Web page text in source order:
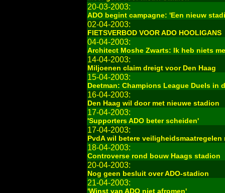
20-03-2003:
ADO begint campagne: 'Een nieuw
02-04-2003:
FIETSVERBOD VOOR ADO HOOLIGANS
04-04-2003:
Architect Moshe Zwarts: Ik heb niets
14-04-2003:
Miljoenen claim dreigt voor Den Haag
15-04-2003:
Deetman: Champions League Duels in
16-04-2003:
Den Haag wil door met nieuwe stadion
17-04-2003:
'Supporters ADO beter scheiden'
17-04-2003:
PvdA wil betere veiligheidsmaatregelen
18-04-2003:
Controverse rond bouw Haags stadion
20-04-2003:
Nog geen besluit over ADO-stadion
21-04-2003:
'Winst van ADO niet afromen'